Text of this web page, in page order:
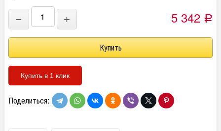
− + 5 342 Р
Купить в 1 клик
Поделиться: